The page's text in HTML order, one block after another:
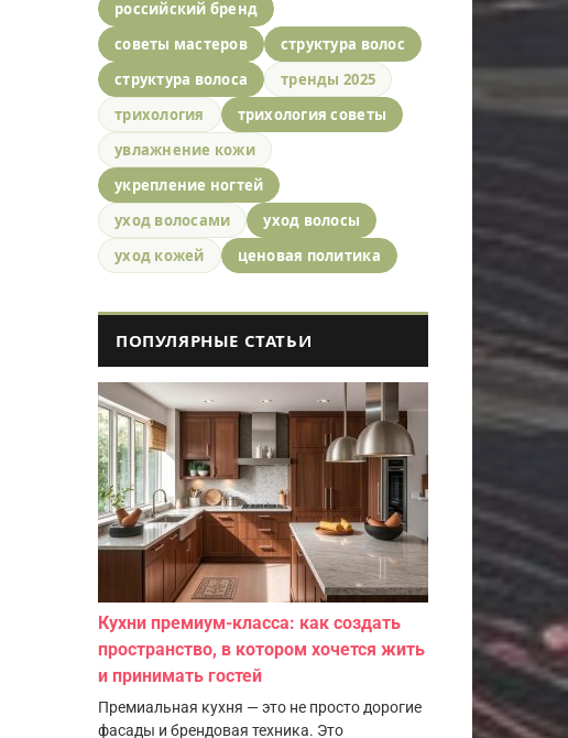
российский бренд
советы мастеров
структура волос
структура волоса
тренды 2025
трихология
трихология советы
увлажнение кожи
укрепление ногтей
уход волосами
уход волосы
уход кожей
ценовая политика
ПОПУЛЯРНЫЕ СТАТЬИ
Кухни премиум-класса: как создать
пространство, в котором хочется жить
и принимать гостей
Премиальная кухня — это не просто дорогие
фасады и брендовая техника. Это